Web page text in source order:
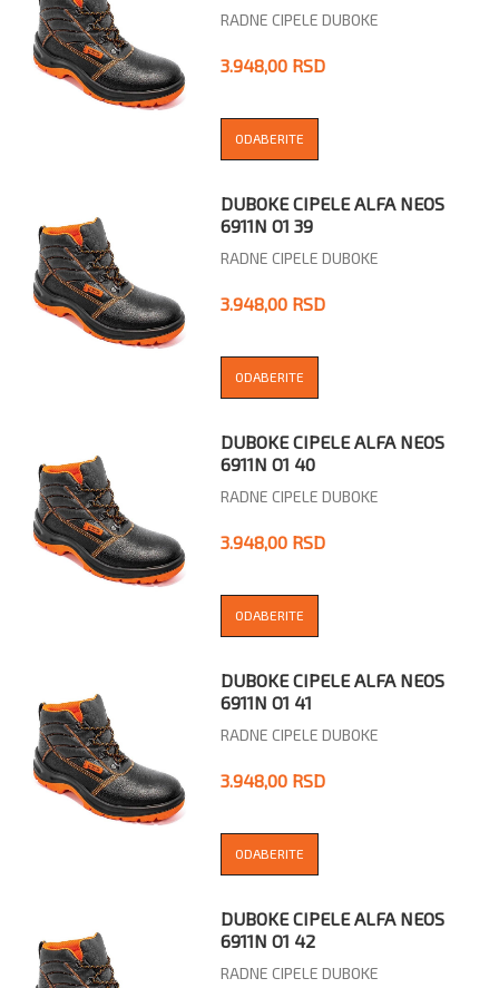
RADNE CIPELE DUBOKE
3.948,00 RSD
ODABERITE
DUBOKE CIPELE ALFA NEOS
6911N O1 39
RADNE CIPELE DUBOKE
3.948,00 RSD
ODABERITE
DUBOKE CIPELE ALFA NEOS
6911N O1 40
RADNE CIPELE DUBOKE
3.948,00 RSD
ODABERITE
DUBOKE CIPELE ALFA NEOS
6911N O1 41
RADNE CIPELE DUBOKE
3.948,00 RSD
ODABERITE
DUBOKE CIPELE ALFA NEOS
6911N O1 42
RADNE CIPELE DUBOKE